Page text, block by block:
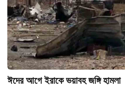
ঈদের আগে ইরাকে ভয়াবহ জঙ্গি হামলা